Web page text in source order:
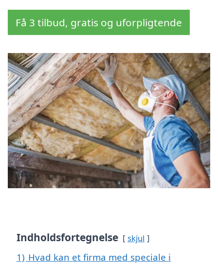
Få 3 tilbud, gratis og uforpligtende
Indholdsfortegnelse skjul
1) Hvad kan et firma med speciale i